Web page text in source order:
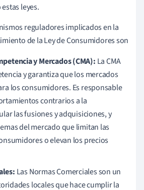
leyes.
reguladores implicados en la
de la Ley de Consumidores son
y Mercados (CMA): La CMA
y garantiza que los mercados
los consumidores. Es responsable
contrarios a la
las fusiones y adquisiciones, y
del mercado que limitan las
o elevan los precios
Las Normas Comerciales son un
locales que hace cumplir la